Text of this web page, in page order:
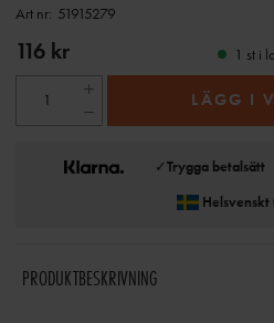
Art nr: 51915279
116 kr 1 st i
LÄGG I
✓Trygga betalsätt
PRODUKTBESKRIVNING